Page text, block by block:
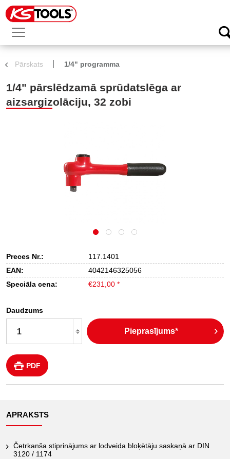
Pārskats 1/4" programma
1/4" pārslēdzamā sprūdatslēga ar
aizsargizolāciju, 32 zobi
Preces Nr.:
117.1401
EAN:
4042146325056
Speciāla cena:
€231,00 *
Daudzums
Pieprasījums*
PDF
APRAKSTS
Četrkanša stiprinājums ar lodveida bloķētāju saskaņā ar DIN
3120 / 1174